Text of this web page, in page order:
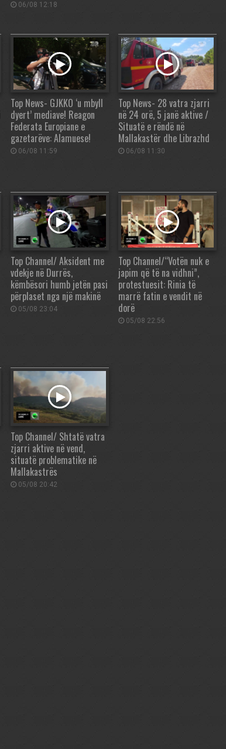
06/08 12:18
Top News- GJKKO ‘u mbyll
dyert’ mediave! Reagon
Federata Europiane e
gazetarëve: Alamuese!
06/08 11:59
Top News- 28 vatra zjarri
në 24 orë, 5 janë aktive /
Situatë e rëndë në
Mallakastër dhe Librazhd
06/08 11:30
Top Channel/ Aksident me
vdekje në Durrës,
këmbësori humb jetën pasi
përplaset nga një makinë
05/08 23:04
Top Channel/“Votën nuk e
japim që të na vidhni”,
protestuesit: Rinia të
marrë fatin e vendit në
dorë
05/08 22:56
Top Channel/ Shtatë vatra
zjarri aktive në vend,
situatë problematike në
Mallakastrës
05/08 20:42